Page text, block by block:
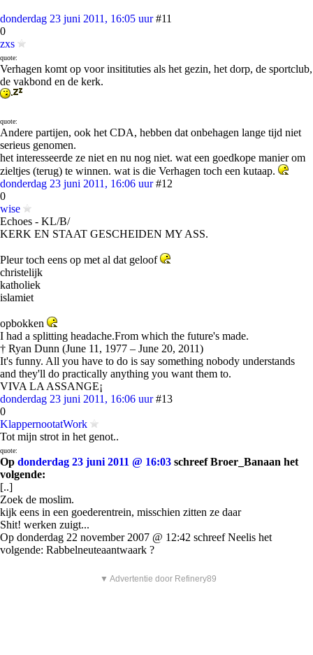
donderdag 23 juni 2011, 16:05 uur #11
0
zxs
quote:
Verhagen komt op voor insitituties als het gezin, het dorp, de sportclub,
de vakbond en de kerk.
quote:
Andere partijen, ook het CDA, hebben dat onbehagen lange tijd niet
serieus genomen.
het interesseerde ze niet en nu nog niet. wat een goedkope manier om
zieltjes (terug) te winnen. wat is die Verhagen toch een kutaap.
donderdag 23 juni 2011, 16:06 uur #12
0
wise
Echoes - KL/B/
KERK EN STAAT GESCHEIDEN MY ASS.
Pleur toch eens op met al dat geloof
christelijk
katholiek
islamiet
opbokken
I had a splitting headache.From which the future's made.
† Ryan Dunn (June 11, 1977 – June 20, 2011)
It's funny. All you have to do is say something nobody understands
and they'll do practically anything you want them to.
VIVA LA ASSANGE¡
donderdag 23 juni 2011, 16:06 uur #13
0
KlappernootatWork
Tot mijn strot in het genot..
quote:
Op donderdag 23 juni 2011 @ 16:03 schreef Broer_Banaan het
volgende:
[..]
Zoek de moslim.
kijk eens in een goederentrein, misschien zitten ze daar
Shit! werken zuigt...
Op donderdag 22 november 2007 @ 12:42 schreef Neelis het
volgende: Rabbelneuteaantwaark ?
▼ Advertentie door Refinery89